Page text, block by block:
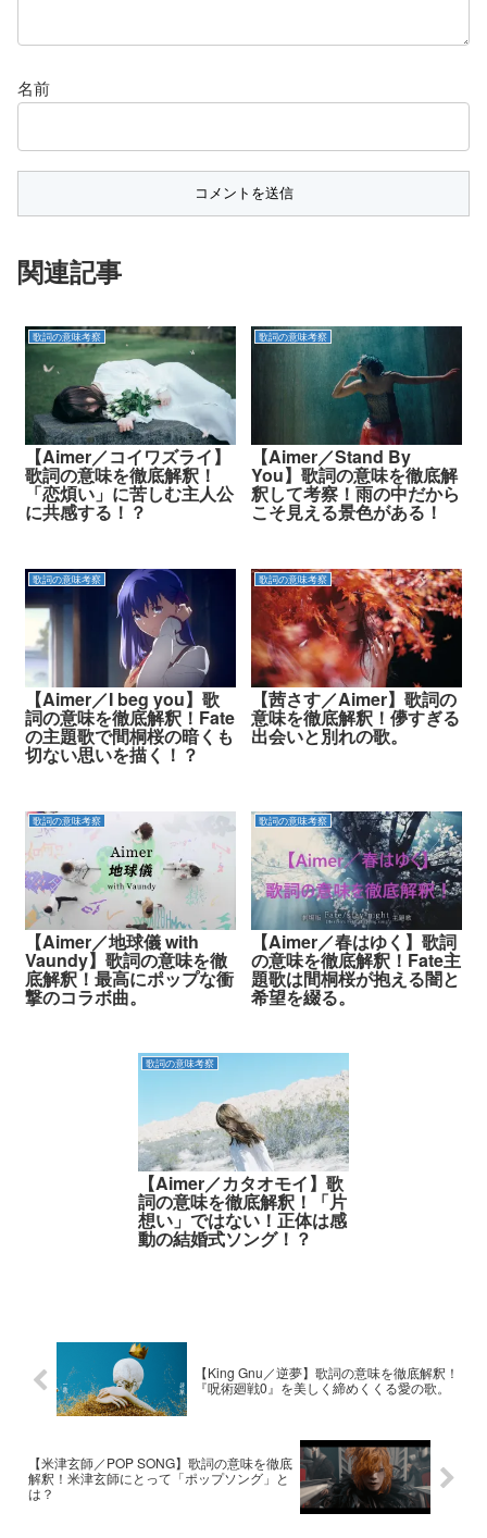
名前
関連記事
歌詞の意味考察
【Aimer／コイワズライ】
歌詞の意味を徹底解釈！
「恋煩い」に苦しむ主人公
に共感する！？
歌詞の意味考察
【Aimer／Stand By
You】歌詞の意味を徹底解
釈して考察！雨の中だから
こそ見える景色がある！
歌詞の意味考察
【Aimer／I beg you】歌
詞の意味を徹底解釈！Fate
の主題歌で間桐桜の暗くも
切ない思いを描く！？
歌詞の意味考察
【茜さす／Aimer】歌詞の
意味を徹底解釈！儚すぎる
出会いと別れの歌。
歌詞の意味考察
【Aimer／地球儀 with
Vaundy】歌詞の意味を徹
底解釈！最高にポップな衝
撃のコラボ曲。
歌詞の意味考察
【Aimer／春はゆく】歌詞
の意味を徹底解釈！Fate主
題歌は間桐桜が抱える闇と
希望を綴る。
歌詞の意味考察
【Aimer／カタオモイ】歌
詞の意味を徹底解釈！「片
想い」ではない！正体は感
動の結婚式ソング！？
【King Gnu／逆夢】歌詞の意味を徹底解釈！
『呪術廻戦0』を美しく締めくくる愛の歌。
【米津玄師／POP SONG】歌詞の意味を徹底
解釈！米津玄師にとって「ポップソング」と
は？